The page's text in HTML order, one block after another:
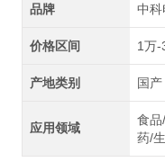
品牌 中
价格区间 1万-
产地类别 国产
应用领域
食品
药/